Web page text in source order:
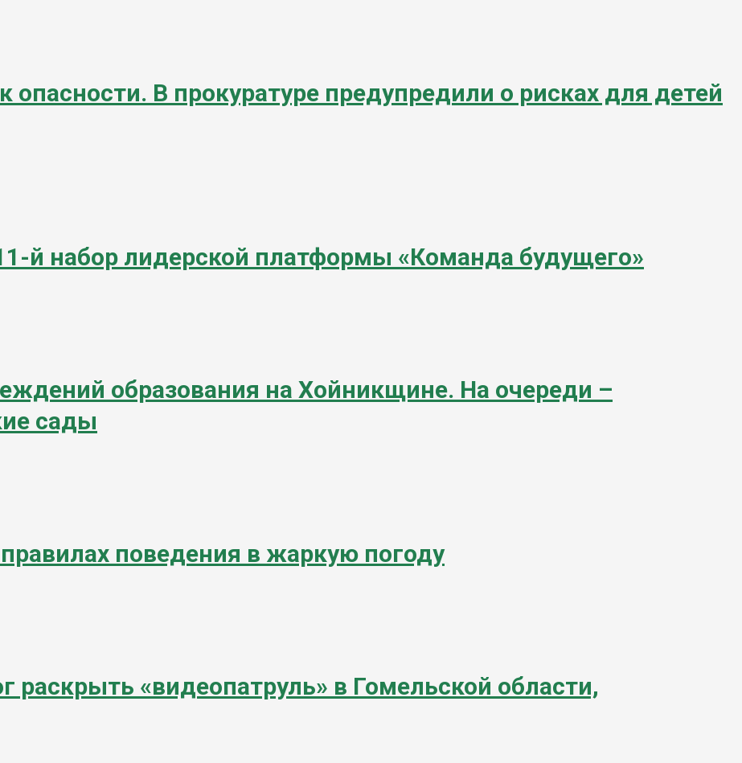
опасности. В прокуратуре предупредили о рисках для детей
й набор лидерской платформы «Команда будущего»
образования на Хойникщине. На очереди –
сады
поведения в жаркую погоду
раскрыть «видеопатруль» в Гомельской области,